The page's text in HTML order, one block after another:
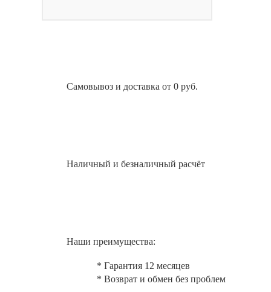
Самовывоз и доставка от 0 руб.
Наличный и безналичный расчёт
Наши преимущества:
* Гарантия 12 месяцев
* Возврат и обмен без проблем